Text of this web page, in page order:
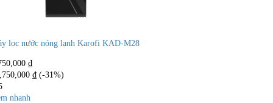
lọc nước nóng lạnh Karofi KAD-M28
₫
₫ (-31%)
nhanh